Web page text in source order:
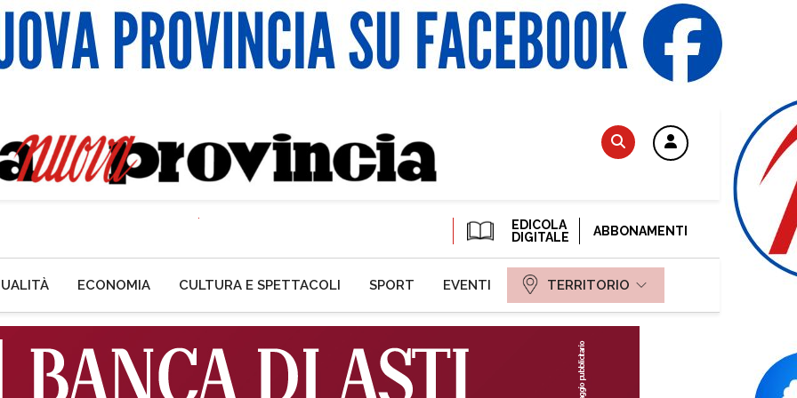
EDICOLA
DIGITALE
ABBONAMENTI
ECONOMIA CULTURA E SPETTACOLI SPORT EVENTI TERRITORIO